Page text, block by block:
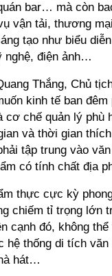
bar… mà còn
vận tải, thương
tạo như biểu
nghệ, điện ảnh…
Thắng, Chủ
kinh tế ban đêm
cơ chế quản lý phù
và thời gian
tập trung vào
có tính chất địa
thực cực kỳ
chiếm tỉ trọng lớn
cạnh đó, không
hệ thống di tích
hát…